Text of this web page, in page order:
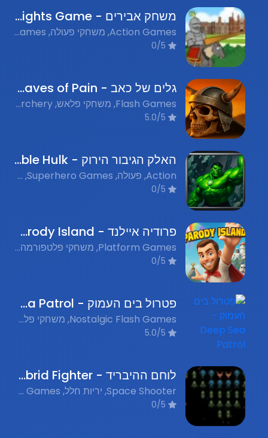
משחק אבירים - Knights Game
Action Games, משחקי פעולה, Medieval Games, משחקי תקופה, Flash Games, משחקי פלאש נוסטלגים
גלים של כאב - Waves of Pain
Flash Games, משחקי פלאש, Archery, קשת וחץ, Action, אקשן
האלק הגיבור הירוק - The Incredible Hulk
Action, פעולה, Superhero Games, משחקי גיבורי על, Flash Games, משחקי פלאש נוסטלגים
פרודיה איילנד - Parody Island
Platform Games, משחקי פלטפורמה, Nostalgic Flash Games, משחקי פלאש נוסטלגים, Action Games, משחקי פעולה, Free Games, משחקים חינם
פטרול בים העמוק - Deep Sea Patrol
Nostalgic Flash Games, משחקי פלאש נוסטלגים, Submarine Games, משחקי צוללות, Action, אקשן
לוחם ההיבריד - Hybrid Fighter
Space Shooter, יריות חלל, Flash Games, משחקי פלאש, Action, אקשן